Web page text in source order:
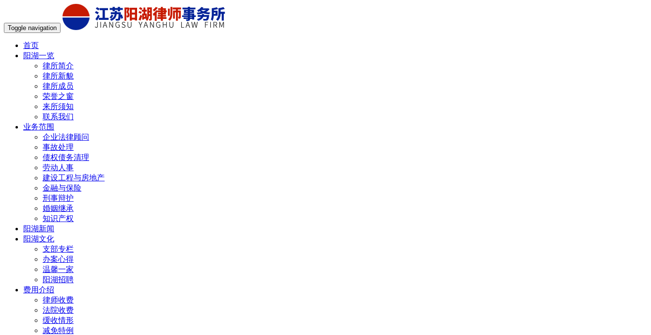
Toggle navigation
首页
阳湖一览
律所简介
律所新貌
律所成员
荣誉之窗
来所须知
联系我们
业务范围
企业法律顾问
事故处理
债权债务清理
劳动人事
建设工程与房地产
金融与保险
刑事辩护
婚姻继承
知识产权
阳湖新闻
阳湖文化
支部专栏
办案心得
温馨一家
阳湖招聘
费用介绍
律师收费
法院收费
缓收情形
减免特例